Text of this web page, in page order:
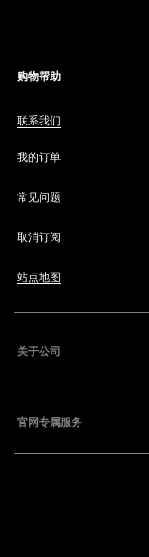
购物帮助
联系我们
我的订单
常见问题
取消订阅
站点地图
关于公司
官网专属服务